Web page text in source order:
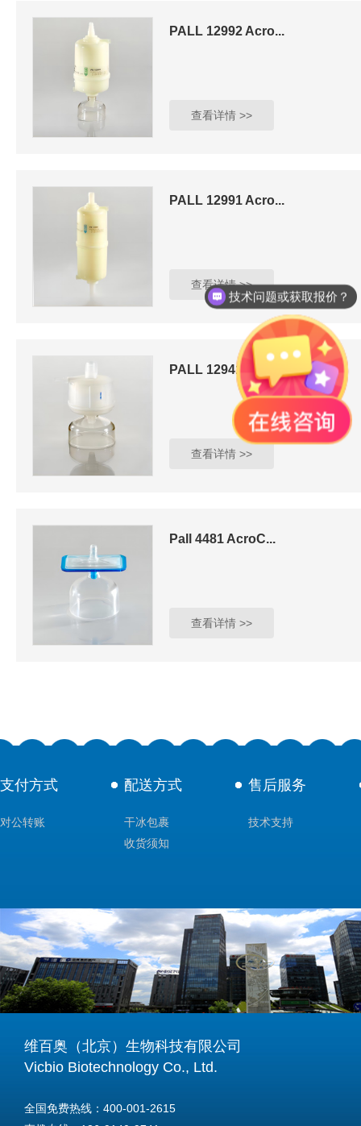
PALL 12992 Acro...
查看详情 >>
PALL 12991 Acro...
查看详情 >>
PALL 12941 Acro...
查看详情 >>
Pall 4481 AcroC...
查看详情 >>
支付方式
对公转账
配送方式
干冰包裹
收货须知
售后服务
技术支持
维百奥（北京）生物科技有限公司
Vicbio Biotechnology Co., Ltd.
全国免费热线：400-001-2615
技术问题或获取报价？